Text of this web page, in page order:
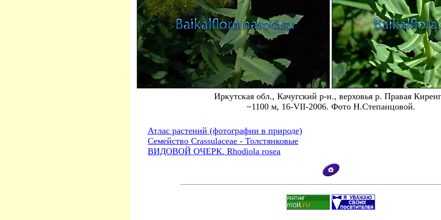
Иркутская обл., Качугский р-н., верховья р. Правая
~1100 м, 16-VII-2006. Фото Н.Степанцовой.
Атлас растений (фотографии в природе)
Семейство Crassulaceae - Толстянковые
ВИДОВОЙ ОЧЕРК. Rhodiola rosea